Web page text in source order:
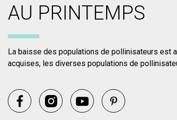
AU PRINTEMPS
La baisse des populations de pollinisateurs est
acquises, les diverses populations de